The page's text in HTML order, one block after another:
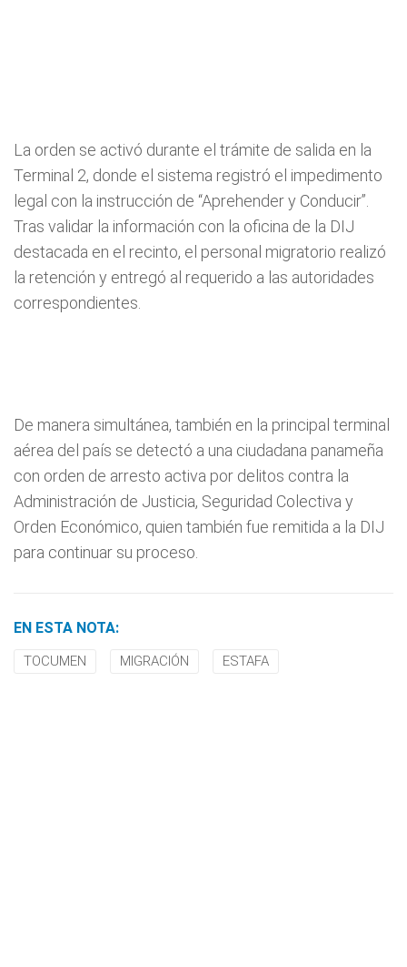
La orden se activó durante el trámite de salida en la
Terminal 2, donde el sistema registró el impedimento
legal con la instrucción de “Aprehender y Conducir”.
Tras validar la información con la oficina de la DIJ
destacada en el recinto, el personal migratorio realizó
la retención y entregó al requerido a las autoridades
correspondientes.
De manera simultánea, también en la principal terminal
aérea del país se detectó a una ciudadana panameña
con orden de arresto activa por delitos contra la
Administración de Justicia, Seguridad Colectiva y
Orden Económico, quien también fue remitida a la DIJ
para continuar su proceso.
EN ESTA NOTA:
TOCUMEN MIGRACIÓN ESTAFA